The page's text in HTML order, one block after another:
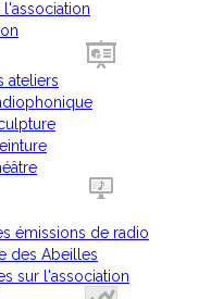
l'association
ateliers
émissions de radio
des Abeilles
sur l'association